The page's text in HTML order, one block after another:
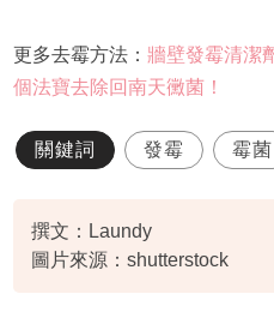
更多去霉方法： 牆壁發霉清潔
個法寶去除回南天黴菌！
關鍵詞 發霉 霉菌
撰文：Laundy
圖片來源：shutterstock